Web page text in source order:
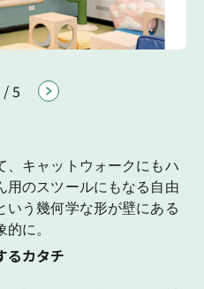
/5
、キャットウォークにもハ
用のスツールにもなる自由
いう幾何学な形が壁にある
に。
るカタチ